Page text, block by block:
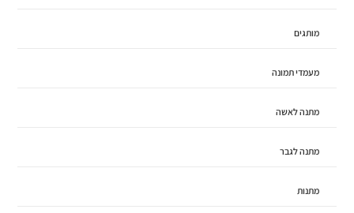
מותגים
מעמדי תמונה
מתנה לאשה
מתנה לגבר
מתנות